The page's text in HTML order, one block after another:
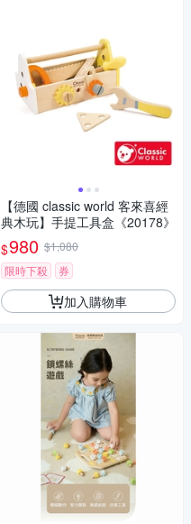
【德國 classic world 客來喜經
典木玩】手提工具盒《20178》
$980 $1,080
限時下殺
券
加入購物車